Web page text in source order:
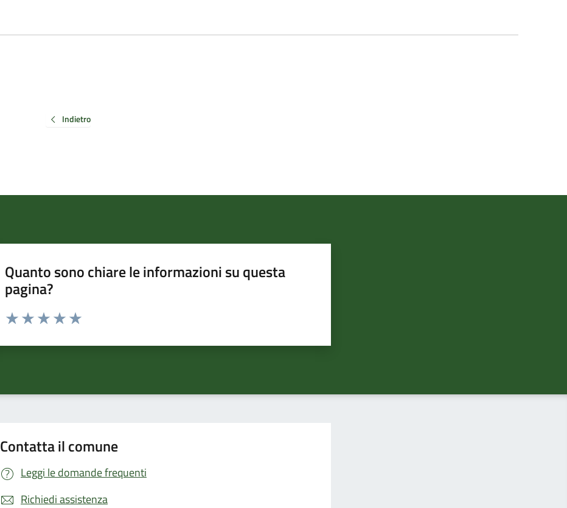
Indietro
Quanto sono chiare le informazioni su questa
pagina?
Valuta da 1 a 5 stelle la pagina
Contatta il comune
Leggi le domande frequenti
Richiedi assistenza